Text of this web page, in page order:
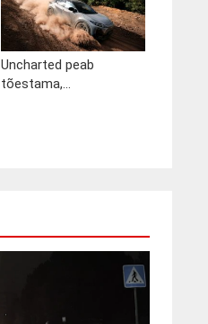
Uncharted peab
tõestama,...